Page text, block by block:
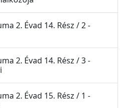
2. Évad 14. Rész / 2 -
2. Évad 14. Rész / 3 -
2. Évad 15. Rész / 1 -